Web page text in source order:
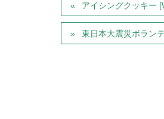
アイシングクッキー
東日本大震災ボラン